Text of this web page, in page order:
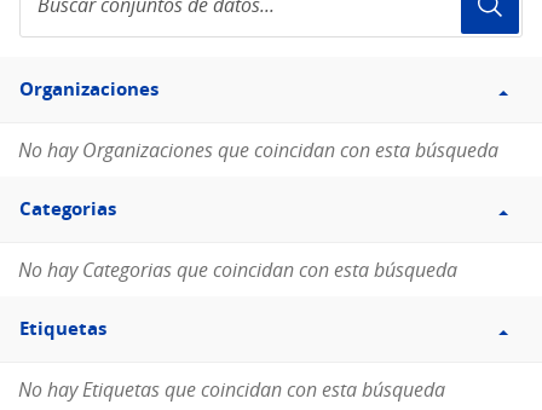
conjuntos
de
Filtro
Organizaciones
Organizaciones
No hay Organizaciones que coincidan con esta búsqueda
Filtro
Categorias
Categorias
No hay Categorias que coincidan con esta búsqueda
Filtro
Etiquetas
Etiquetas
No hay Etiquetas que coincidan con esta búsqueda